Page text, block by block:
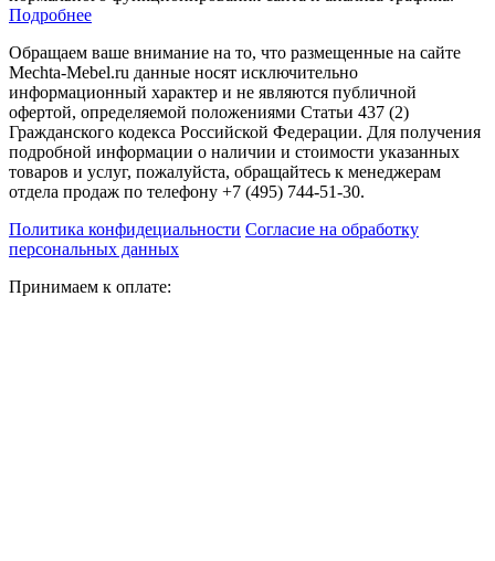
Подробнее
Обращаем ваше внимание на то, что размещенные на сайте
Mechta-Mebel.ru данные носят исключительно
информационный характер и не являются публичной
офертой, определяемой положениями Статьи 437 (2)
Гражданского кодекса Российской Федерации. Для получения
подробной информации о наличии и стоимости указанных
товаров и услуг, пожалуйста, обращайтесь к менеджерам
отдела продаж по телефону +7 (495) 744-51-30.
Политика конфидециальности Согласие на обработку
персональных данных
Принимаем к оплате: